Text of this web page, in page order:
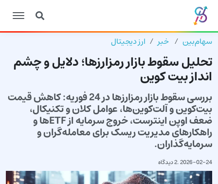
سهام‌بین خبر ارز دیجیتال
تحلیل سقوط بازار رمزارزها؛ دلایل و چشم
انداز بیت کوین
بررسی سقوط بازار رمزارزها در 24 فوریه: کاهش قیمت
بیت‌کوین و آلت‌کوین‌ها، عوامل کلان و تکنیکال،
ضعف اوپن اینترست، خروج سرمایه از ETFها و
راهکارهای مدیریت ریسک برای معامله‌گران و
سرمایه‌گذاران.
2026-02-24
.2 دیدگاه